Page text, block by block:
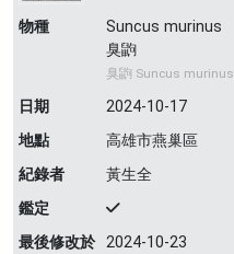
物種
Suncus murinus
臭鼩
臭鼩 Suncus murinus
日期
2024-10-17
地點
高雄市燕巢區
紀錄者
黃生全
鑑定
最後修改於 2024-10-23